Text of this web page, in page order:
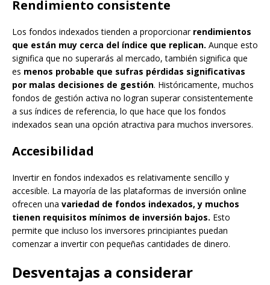
Rendimiento consistente
Los fondos indexados tienden a proporcionarrendimientos
que están muy cerca del índice que replican. Aunque esto
significa que no superarás al mercado, también significa que
es menos probable que sufras pérdidas significativas
por malas decisiones de gestión. Históricamente, muchos
fondos de gestión activa no logran superar consistentemente
a sus índices de referencia, lo que hace que los fondos
indexados sean una opción atractiva para muchos inversores.
Accesibilidad
Invertir en fondos indexados es relativamente sencillo y
accesible. La mayoría de las plataformas de inversión online
ofrecen una variedad de fondos indexados, y muchos
tienen requisitos mínimos de inversión bajos. Esto
permite que incluso los inversores principiantes puedan
comenzar a invertir con pequeñas cantidades de dinero.
Desventajas a considerar